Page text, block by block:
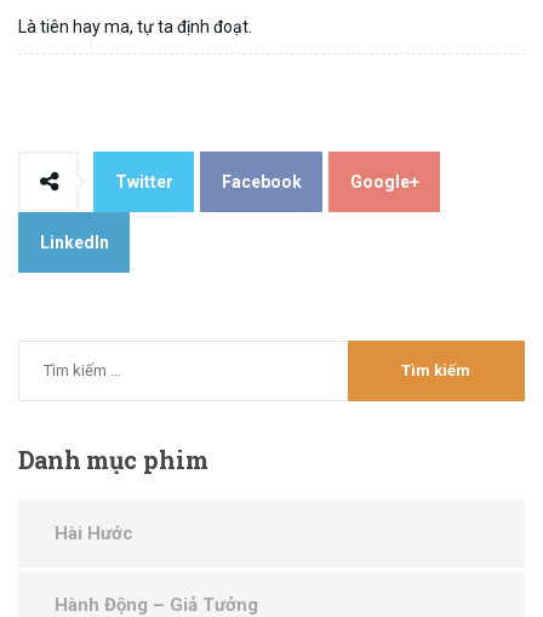
Là tiên hay ma, tự ta định đoạt.
Twitter Facebook Google+
LinkedIn
Danhmục phim
Hài Hước
Hành Động – Giả Tưởng